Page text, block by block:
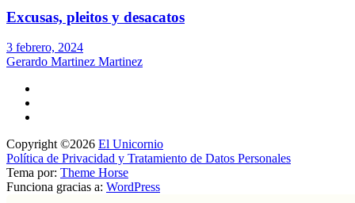
Excusas, pleitos y desacatos
3 febrero, 2024
Gerardo Martinez Martinez
Copyright ©2026 El Unicornio
Política de Privacidad y Tratamiento de Datos Personales
Tema por: Theme Horse
Funciona gracias a: WordPress